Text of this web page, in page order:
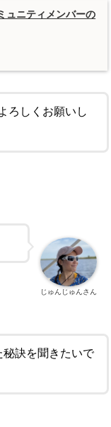
ュニティメンバーの
ろしくお願いし
じゅんじゅんさん
訣を聞きたいで